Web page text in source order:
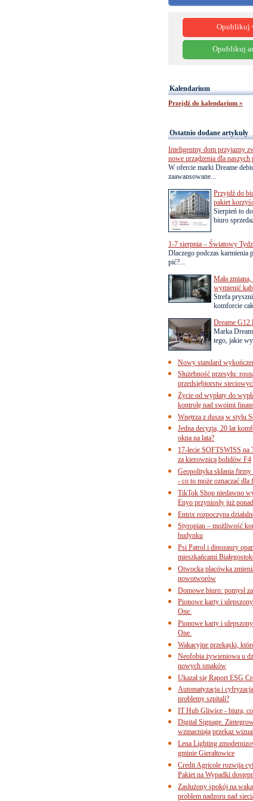
Opublikuj
Opublikuj
Kalendarium
Przejdź do kalendarium »
Ostatnio dodane artykuły
Inteligentny dom przyjazny
nowe urządzenia dla naszych
W ofercie marki Dreame
zaawansowane...
Przyjdź do
pakiet
Sierpień to
biuro
1-7 sierpnia – Światowy
Dlaczego podczas karmienia
pić?...
Mała
wymienić
Strefa
komforcie
Dreame G12
Marka
tego, jakie
Nowy standard
Służebność przesyłu:
przedsiębiorstw
Życie od wypłaty do
kontrolę nad swoimi
Wnętrza z duszą w stylu
Jedna decyzja, 20 lat
okna na lata?
17-lecie SOFTSWISS na
za kierownicą bolidów F4
Geopolityka skłania
- co to może oznaczać
TikTok Shop niedawno
Enyo przyniosły już
Entrix rozpoczyna
Styropian – możliwość
budynku
Psi Patrol i dinozaury
mieszkańcami
Otwocka placówka
nowotworów
Domowe biuro: pomysł
Pionowe karty i
One.
Pionowe karty i
One.
Wakacyjne przekąski,
Neofobia żywieniowa u
nowych smaków
Ukazał się Raport ESG
Automatyzacja i
problemy szpitali?
IT Hub Gliwice - biura,
Digital Signage.
wzmacniają przekaz
Lena Lighting
gminie Gierałtowice
Credit Agricole rozwija
Pakiet na Wypadki
Zasłużony spokój na
problem nadzoru nad